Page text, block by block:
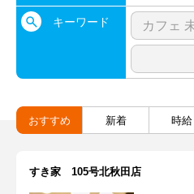
キーワード
おすすめ 新着 時給
すき家 105号北秋田店